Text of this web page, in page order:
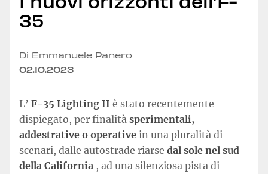
35
Di Emmanuele Panero
02.10.2023
L’ F-35 Lighting II è stato recentemente
dispiegato, per finalità sperimentali,
addestrative o operative in una pluralità di
scenari, dalle autostrade riarse dal sole nel sud
della California , ad una silenziosa pista di